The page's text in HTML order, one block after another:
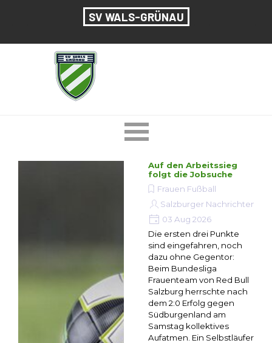
SV WALS-GRÜNAU
Auf den Arbeitssieg
folgt die Jobsuche
Frauen Fußball
Salzburger Nachrichten
03 Aug 2026
Die ersten drei Punkte
sind eingefahren, noch
dazu ohne Gegentor:
Beim Bundesliga
Frauenteam von Red Bull
Salzburg herrschte nach
dem 2:0 Erfolg gegen
Südburgenland am
Samstag kollektives
Aufatmen. Ein Selbstläufer